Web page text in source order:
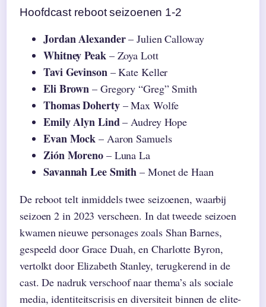
Hoofdcast reboot seizoenen 1-2
Jordan Alexander– Julien Calloway
Whitney Peak– Zoya Lott
Tavi Gevinson– Kate Keller
Eli Brown – Gregory “Greg” Smith
Thomas Doherty– Max Wolfe
Emily Alyn Lind– Audrey Hope
Evan Mock – Aaron Samuels
Zión Moreno– Luna La
Savannah Lee Smith – Monet de Haan
De reboot telt inmiddels twee seizoenen, waarbij
seizoen 2 in 2023 verscheen. In dat tweede seizoen
kwamen nieuwe personages zoals Shan Barnes,
gespeeld door Grace Duah, en Charlotte Byron,
vertolkt door Elizabeth Stanley, terugkerend in de
cast. De nadruk verschoof naar thema’s als sociale
media, identiteitscrisis en diversiteit binnen de elite-